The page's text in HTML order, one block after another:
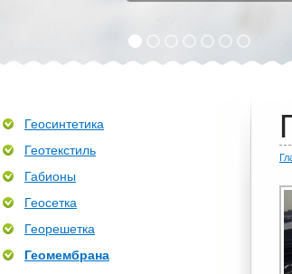
Геосинтетика
Геотекстиль
Габионы
Геосетка
Георешетка
Геомембрана